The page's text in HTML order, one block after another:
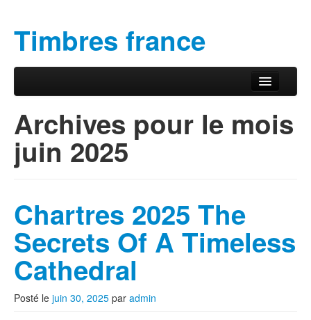
Timbres france
Menu principal
Archives pour le mois
juin 2025
Chartres 2025 The
Secrets Of A Timeless
Cathedral
Posté le juin 30, 2025 par admin